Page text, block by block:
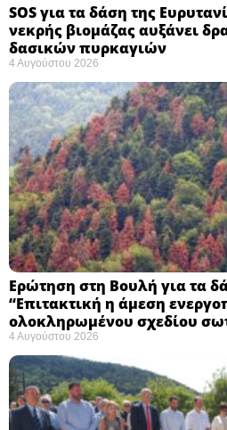
SOS για τα δάση της
νεκρής βιομάζας αυξάνει
δασικών πυρκαγιών
4 Αυγούστου 2026
Ερώτηση στη Βουλή για τα
“Eπιτακτική η άμεση
ολοκληρωμένου σχεδίου
4 Αυγούστου 2026